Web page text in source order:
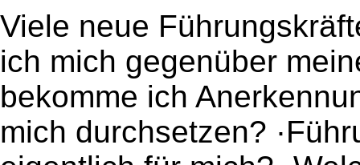
Viele neue
ich mich gegenüber
bekomme ich
mich durchsetzen?